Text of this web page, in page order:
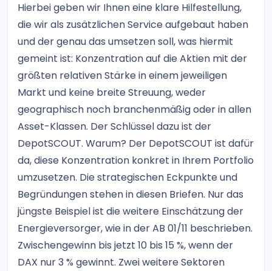
Hierbei geben wir Ihnen eine klare Hilfestellung,
die wir als zusätzlichen Service aufgebaut haben
und der genau das umsetzen soll, was hiermit
gemeint ist: Konzentration auf die Aktien mit der
größten relativen Stärke in einem jeweiligen
Markt und keine breite Streuung, weder
geographisch noch branchenmäßig oder in allen
Asset-Klassen. Der Schlüssel dazu ist der
DepotSCOUT. Warum? Der DepotSCOUT ist dafür
da, diese Konzentration konkret in Ihrem Portfolio
umzusetzen. Die strategischen Eckpunkte und
Begründungen stehen in diesen Briefen. Nur das
jüngste Beispiel ist die weitere Einschätzung der
Energieversorger, wie in der AB 01/11 beschrieben.
Zwischengewinn bis jetzt 10 bis 15 %, wenn der
DAX nur 3 % gewinnt. Zwei weitere Sektoren